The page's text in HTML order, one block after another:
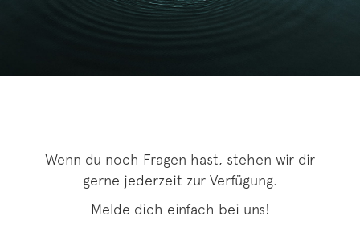
Wenn du noch Fragen hast, stehen wir dir
gerne jederzeit zur Verfügung.
Melde dich einfach bei uns!